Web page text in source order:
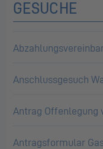
GESUCHE
Anschlussgesuch
Antrag Offenlegung
Antragsformular